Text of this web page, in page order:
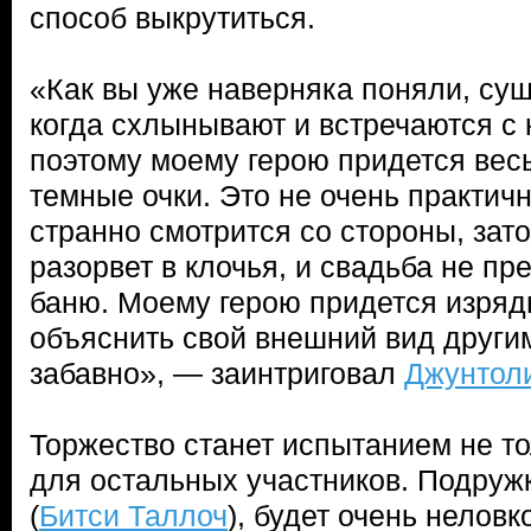
способ выкрутиться.
«Как вы уже наверняка поняли,
когда схлынывают и встречаются с
поэтому моему герою придется
темные очки. Это не очень
странно смотрится со стороны,
разорвет в клочья, и свадьба не
баню. Моему герою придется
объяснить свой внешний вид
забавно», — заинтриговал
Торжество станет испытанием не
для остальных участников.
(Битси Таллоч), будет очень